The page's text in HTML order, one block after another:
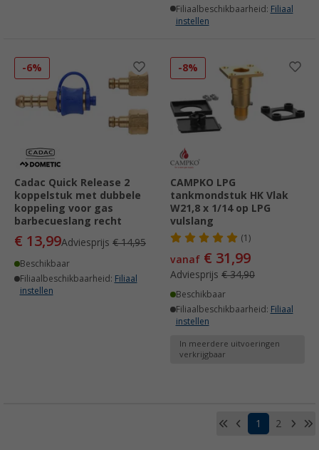
Filiaalbeschikbaarheid: Filiaal
instellen
-6%
Cadac Quick Release 2
koppelstuk met dubbele
koppeling voor gas
barbecueslang recht
€ 13,99Adviesprijs € 14,95
Beschikbaar
Filiaalbeschikbaarheid: Filiaal
instellen
-8%
CAMPKO LPG
tankmondstuk HK Vlak
W21,8 x 1/14 op LPG
vulslang
(1)
vanaf € 31,99
Adviesprijs € 34,90
Beschikbaar
Filiaalbeschikbaarheid: Filiaal
instellen
In meerdere uitvoeringen
verkrijgbaar
1 2